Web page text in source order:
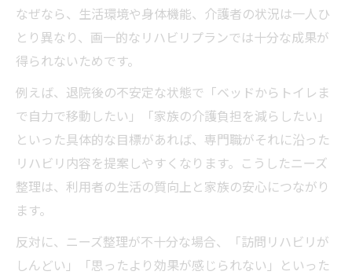
なぜなら、生活環境や身体機能、介護者の状況は一人ひ
とり異なり、画一的なリハビリプランでは十分な成果が
得られないためです。
例えば、退院後の不安定な状態で「ベッドからトイレま
で自力で移動したい」「家族の介護負担を減らしたい」
といった具体的な目標があれば、専門職がそれに沿った
リハビリ内容を提案しやすくなります。こうしたニーズ
整理は、利用者の生活の質向上と家族の安心につながり
ます。
反対に、ニーズ整理が不十分な場合、「訪問リハビリが
しんどい」「思ったより効果が感じられない」といった